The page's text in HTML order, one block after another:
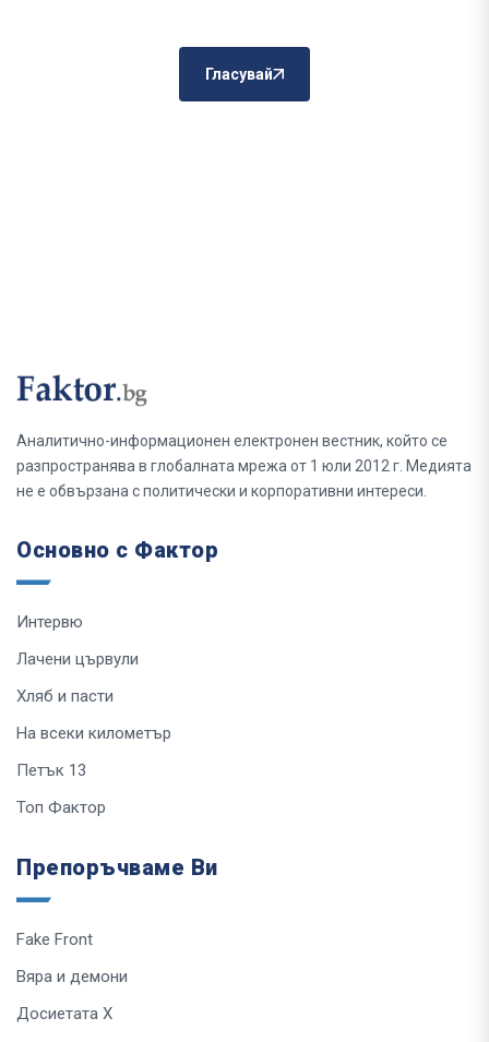
Гласувай
Аналитично-информационен електронен вестник, който се
разпространява в глобалната мрежа от 1 юли 2012 г. Медията
не е обвързана с политически и корпоративни интереси.
Основно с Фактор
Интервю
Лачени цървули
Хляб и пасти
На всеки километър
Петък 13
Топ Фактор
Препоръчваме Ви
Fake Front
Вяра и демони
Досиетата Х